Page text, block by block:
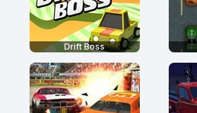
Drift Boss